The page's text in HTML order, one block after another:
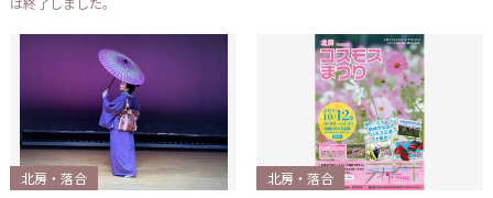
北房・落合 北房・落合